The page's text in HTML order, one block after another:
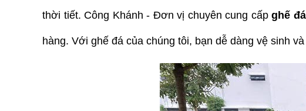
thời tiết. Công Khánh - Đơn vị chuyên cung cấp ghế
hàng. Với ghế đá của chúng tôi, bạn dễ dàng vệ sinh